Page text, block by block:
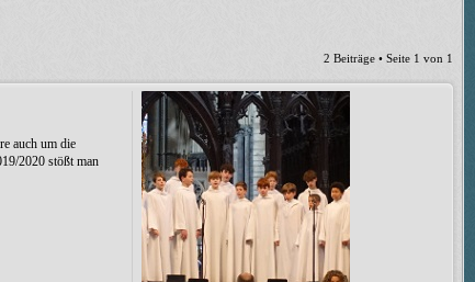
2 Beiträge • Seite 1 von 1
auch um die
2020 stößt man